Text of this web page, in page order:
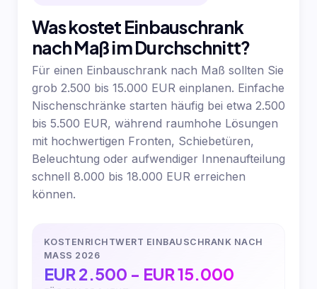
Was kostet Einbauschrank
nach Maß im Durchschnitt?
Für einen Einbauschrank nach Maß sollten Sie
grob 2.500 bis 15.000 EUR einplanen. Einfache
Nischenschränke starten häufig bei etwa 2.500
bis 5.500 EUR, während raumhohe Lösungen
mit hochwertigen Fronten, Schiebetüren,
Beleuchtung oder aufwendiger Innenaufteilung
schnell 8.000 bis 18.000 EUR erreichen
können.
KOSTENRICHTWERT EINBAUSCHRANK NACH
MASS 2026
EUR 2.500 - EUR 15.000